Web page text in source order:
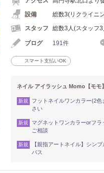
設備
総数3(リクライニ
スタッフ
総数3人(スタッフ
ブログ 191件
スマート支払いOK
ネイル アイラッシュ Momo【モモ
新規
フットネイルワンカラー(2
さい
新規
マグネットワンカラーorフ
ご相談
新規
【親指アートネイル】シン
バス